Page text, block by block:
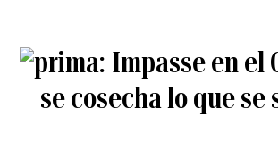
Impasse en el
se cosecha lo que se